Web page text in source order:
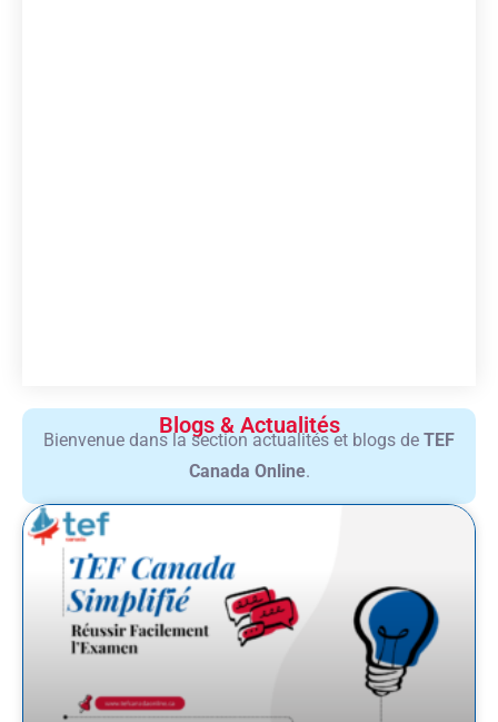
Blogs & Actualités
Bienvenue dans la section actualités et blogs de TEF
Canada Online.